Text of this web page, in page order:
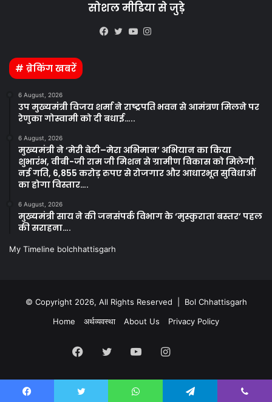
सोशल मीडिया से जुड़े
# ब्रेकिंग खबरें
6 August, 2026
उप मुख्यमंत्री विजय शर्मा ने राष्ट्रपति भवन से आमंत्रण मिलने पर
रेणुका गोस्वामी को दी बधाई…..
6 August, 2026
मुख्यमंत्री ने ‘मेरी बेटी–मेरा अभिमान’ अभियान का किया
शुभारंभ, वीबी-जी राम जी मिशन से ग्रामीण विकास को मिलेगी
नई गति, 6,855 करोड़ रुपए से रोजगार और आधारभूत सुविधाओं
का होगा विस्तार….
6 August, 2026
मुख्यमंत्री साय ने की जनसंपर्क विभाग के ‘मुस्कुराता बस्तर’ पहल
की सराहना….
My Timeline bolchhattisgarh
© Copyright 2026, All Rights Reserved | Bol Chhattisgarh
Home
अर्थव्यवस्था About Us Privacy Policy
Facebook
Twitter YouTubeInstagram